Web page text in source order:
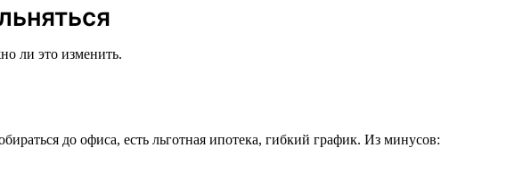
ли это изменить.
до офиса, есть льготная ипотека, гибкий график. Из минусов: